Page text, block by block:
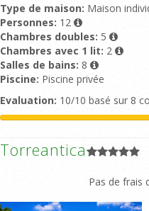
Type de maison: Maison
Personnes: 12
Chambres doubles: 5
Chambres avec 1 lit: 2
Salles de bains: 8
Piscine: Piscine privée
Evaluation: 10/10 basé sur 8
Torreantica
Pas de frais